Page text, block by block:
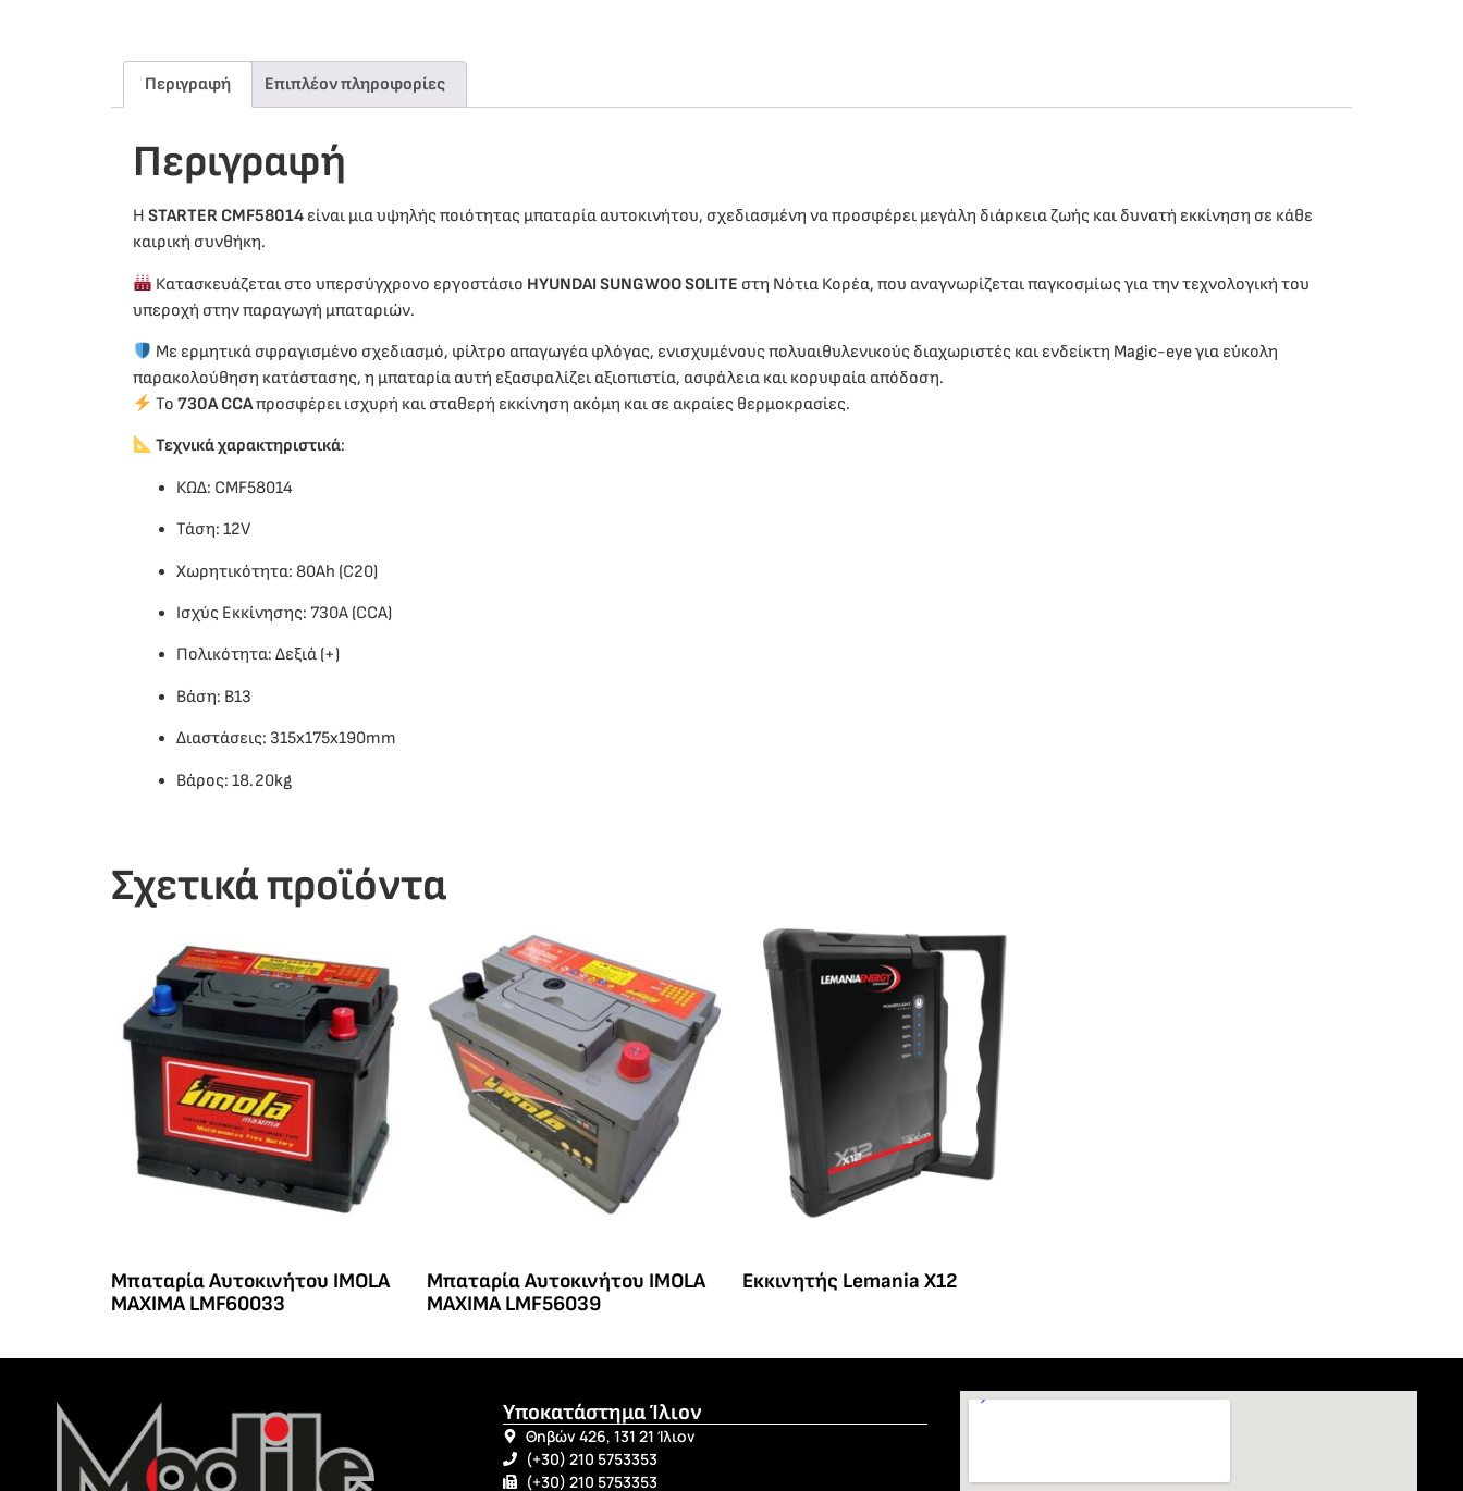
Περιγραφή Επιπλέον πληροφορίες
Περιγραφή
Η STARTER CMF58014 είναι μια υψηλής ποιότητας μπαταρία αυτοκινήτου, σχεδιασμένη να προσφέρει μεγάλη διάρκεια ζωής και δυνατή εκκίνηση σε κάθε
καιρική συνθήκη.
Κατασκευάζεται στο υπερσύγχρονο εργοστάσιο HYUNDAI SUNGWOO SOLITE στη Νότια Κορέα, που αναγνωρίζεται παγκοσμίως για την τεχνολογική του
υπεροχή στην παραγωγή μπαταριών.
Με ερμητικά σφραγισμένο σχεδιασμό, φίλτρο απαγωγέα φλόγας, ενισχυμένους πολυαιθυλενικούς διαχωριστές και ενδείκτη Magic-eye για εύκολη
παρακολούθηση κατάστασης, η μπαταρία αυτή εξασφαλίζει αξιοπιστία, ασφάλεια και κορυφαία απόδοση.
Το730A CCAπροσφέρει ισχυρή και σταθερή εκκίνηση ακόμη και σε ακραίες θερμοκρασίες.
Τεχνικά χαρακτηριστικά:
ΚΩΔ: CMF58014
Τάση: 12V
Χωρητικότητα: 80Ah (C20)
Ισχύς Εκκίνησης: 730A (CCA)
Πολικότητα: Δεξιά (+)
Βάση: B13
Διαστάσεις: 315x175x190mm
Βάρος: 18.20kg
Σχετικά προϊόντα
Μπαταρία Αυτοκινήτου IMOLA
MAXIMA LMF60033
Μπαταρία Αυτοκινήτου IMOLA
MAXIMA LMF56039
Eκκινητής Lemania X12
Υποκατάστημα Ίλιον
Θηβών 426, 131 21 Ίλιον
(+30) 210 5753353
(+30) 210 5753353